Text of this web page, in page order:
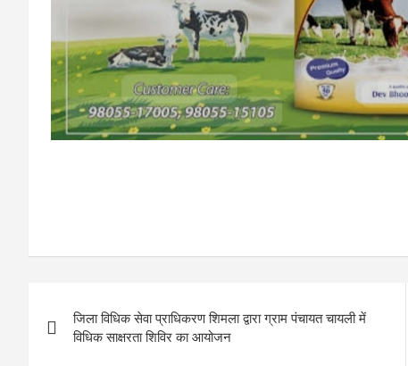
navigation
जिला विधिक सेवा प्राधिकरण शिमला द्वारा ग्राम पंचायत चायली में
विधिक साक्षरता शिविर का आयोजन